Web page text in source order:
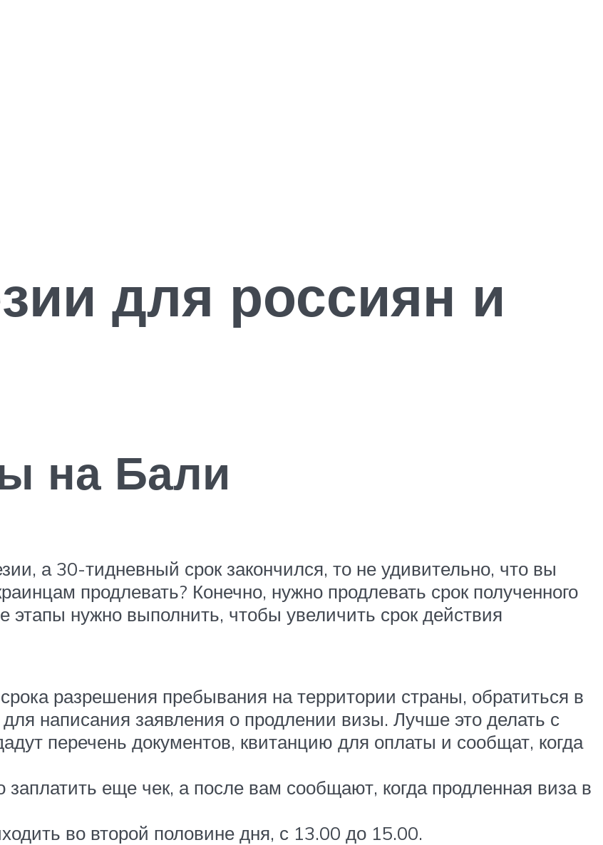
для россиян и
на Бали
а 30-тидневный срок закончился, то не удивительно, что вы
продлевать? Конечно, нужно продлевать срок полученного
этапы нужно выполнить, чтобы увеличить срок действия
разрешения пребывания на территории страны, обратиться в
написания заявления о продлении визы. Лучше это делать с
перечень документов, квитанцию для оплаты и сообщат, когда
еще чек, а после вам сообщают, когда продленная виза в
во второй половине дня, с 13.00 до 15.00.